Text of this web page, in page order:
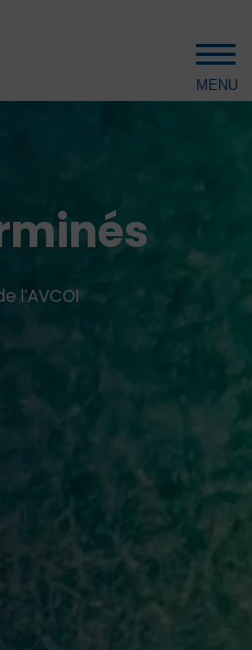
l’AVCOI